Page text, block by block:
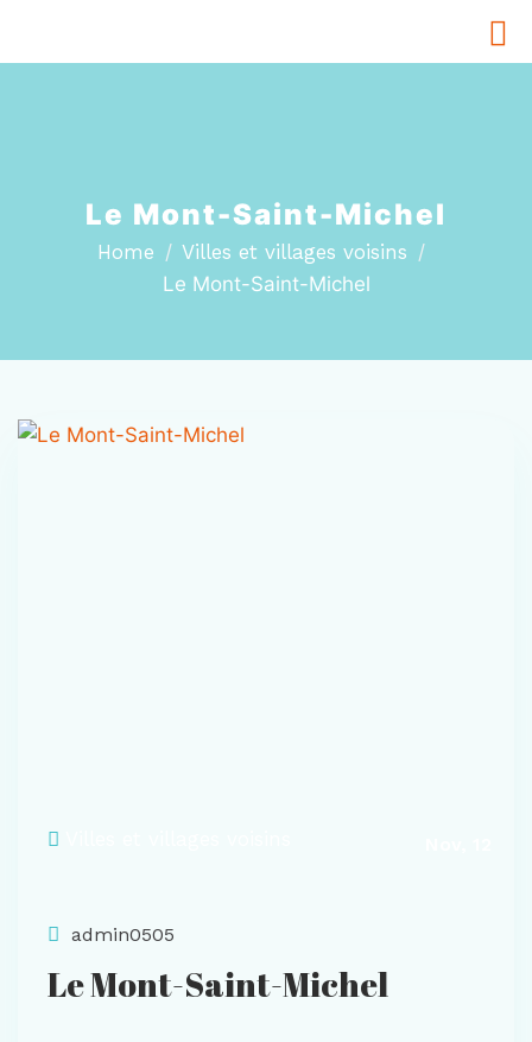
Le Mont-Saint-Michel
Home
Villes et villages voisins
Le Mont-Saint-Michel
admin0505
Le Mont-Saint-Michel